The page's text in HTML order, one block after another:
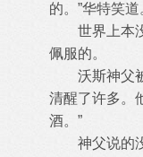
的。”华特笑道
世界上本没
佩服的。
沃斯神父被
清醒了许多。
酒。”
神父说的没